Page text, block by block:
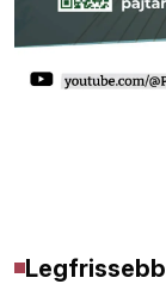
Legfrissebb